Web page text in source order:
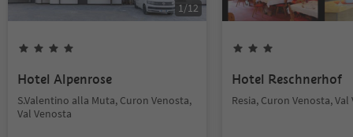
1/12
Hotel Alpenrose
S.Valentino alla Muta, Curon Venosta,
Val Venosta
Hotel Reschnerhof
Resia, Curon Venosta, Val